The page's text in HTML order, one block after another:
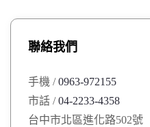
f聯絡我們
手機 /0963-972155
市話 /04-2233-4358
台中市北區進化路502號